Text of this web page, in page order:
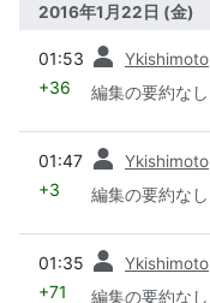
2016年1月22日 (金)
01:53 Ykishimoto
+36 編集の要約なし
01:47 Ykishimoto
+3 編集の要約なし
01:35 Ykishimoto
+71 編集の要約なし